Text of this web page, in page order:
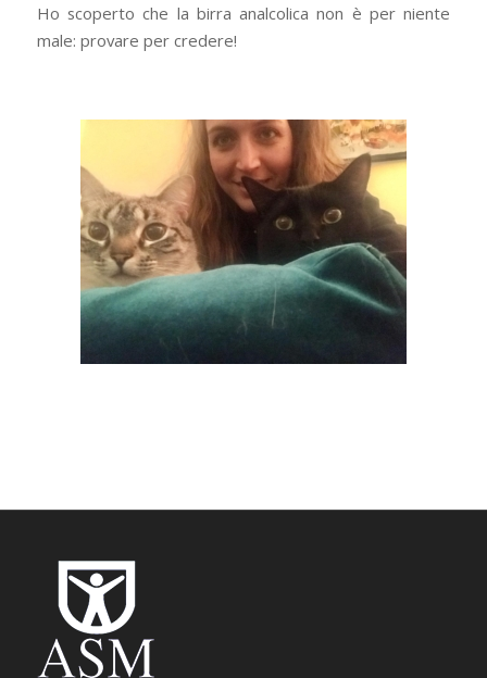
Ho scoperto che la birra analcolica non è per niente
male: provare per credere!